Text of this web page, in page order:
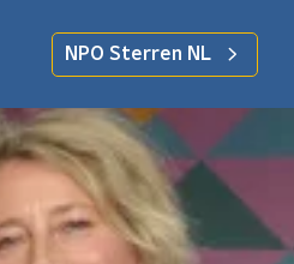
NPO Sterren NL